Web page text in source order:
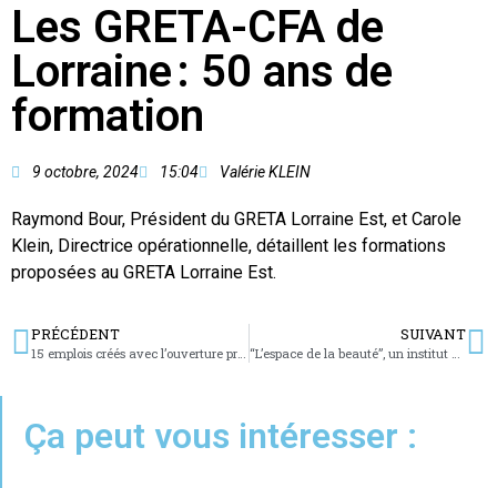
Les GRETA-CFA de
Lorraine : 50 ans de
formation
9 octobre, 2024 15:04 Valérie KLEIN
Raymond Bour, Président du GRETA Lorraine Est, et Carole
Klein, Directrice opérationnelle, détaillent les formations
proposées au GRETA Lorraine Est.
PRÉCÉDENT
15 emplois créés avec l’ouverture prochaine de Marie Blachère à Grosbliederstroff
SUIVANT
“L’espace de la beauté”, un institut ukrainien ouvre ses portes
Ça peut vous intéresser :